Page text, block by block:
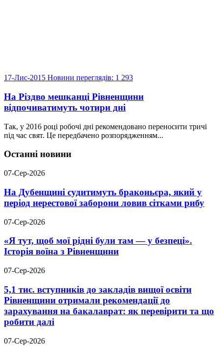
17-Лис-2015 Новини переглядів: 1 293
На Різдво мешканці Рівненщини
відпочиватимуть чотири дні
Так, у 2016 році робочі дні рекомендовано переносити тричі
під час свят. Це передбачено розпорядженням...
Останні новини
07-Сер-2026
На Дубенщині судитимуть браконьєра, який у
період нерестової заборони ловив сітками рибу
07-Сер-2026
«Я тут, щоб мої рідні були там — у безпеці».
Історія воїна з Рівненщини
07-Сер-2026
5,1 тис. вступників до закладів вищої освіти
Рівненщини отримали рекомендації до
зарахування на бакалаврат: як перевірити та що
робити далі
07-Сер-2026